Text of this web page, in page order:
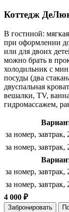
Коттедж
В гостиной:
при оформлении
или для двоих
можно брать в
холодильник с
посуды (два
двуспальная
вешалки, TV,
гидромассажем,
за номер, завтрак,
за номер,
за номер, завтрак,
за номер,
4 000 ₽
Забронировать